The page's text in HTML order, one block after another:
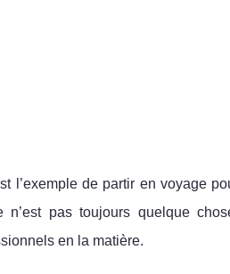
l’exemple de partir en voyage
n’est pas toujours quelque
en la matière.